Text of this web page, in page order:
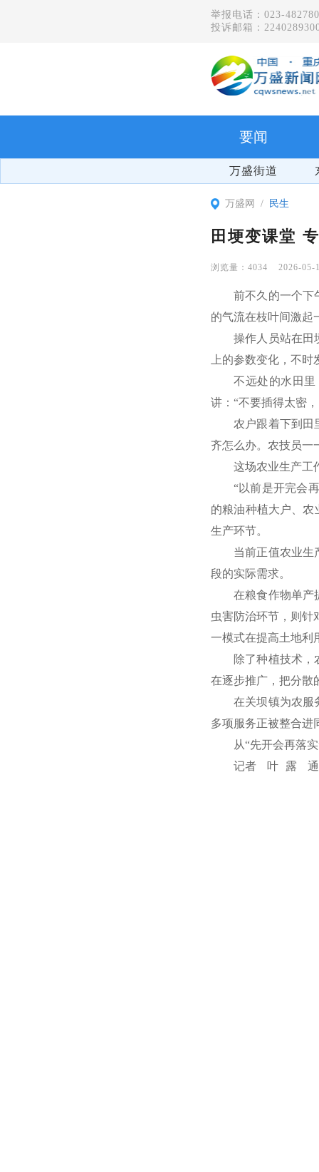
举报电话：023-
投诉邮箱：
要闻
万盛街道
万盛网 民生
田埂变课堂
4034 2026-05-
前不久的一个下
的气流在枝叶间激起
操作人员站在田
上的参数变化，不时
不远处的水田
讲：“不要插得太密
农户跟着下到田
齐怎么办。农技员一
这场农业生产工
“以前是开完会
的粮油种植大户、
生产环节。
当前正值农业生
段的实际需求。
在粮食作物单产
虫害防治环节，则针
一模式在提高土地利
除了种植技术
在逐步推广，把分散
在关坝镇为农服
多项服务正被整合进
从“先开会再落
记者 叶 露